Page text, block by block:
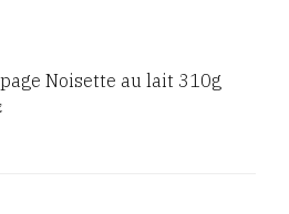
Noisette au lait 310g